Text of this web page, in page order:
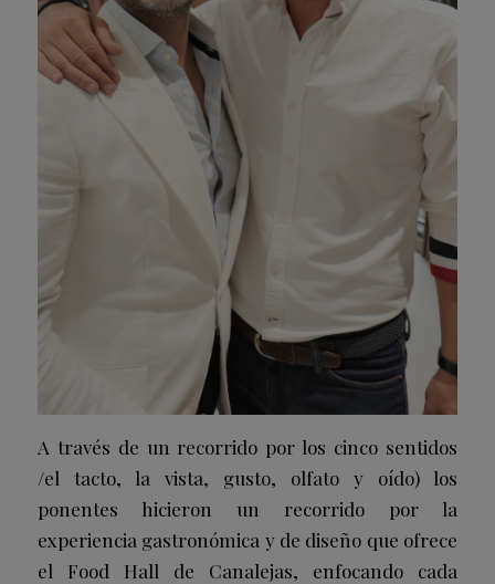
A través de un recorrido por los cinco sentidos
/el tacto, la vista, gusto, olfato y oído) los
ponentes hicieron un recorrido por la
experiencia gastronómica y de diseño que ofrece
el Food Hall de Canalejas, enfocando cada